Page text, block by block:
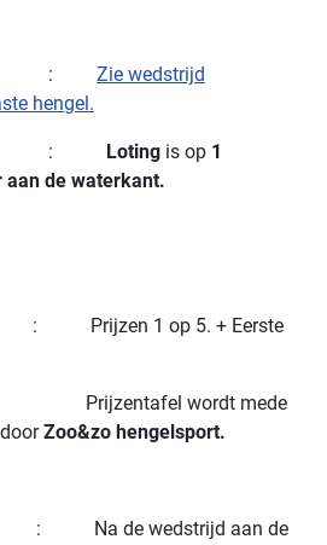
Zie wedstrijd
hengel .
Loting is op 1
aan de waterkant.
1 op 5. + Eerste
wordt mede
Zoo&zo hengelsport.
: Na de wedstrijd aan de